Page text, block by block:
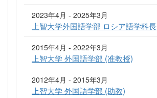
2023年4月 - 2025年3月
上智大学外国語学部 ロシア語学科長
2015年4月 - 2022年3月
上智大学 外国語学部 (准教授)
2012年4月 - 2015年3月
上智大学 外国語学部 (助教)